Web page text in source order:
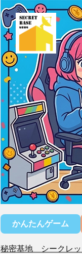
かんたんゲーム
秘密基地 シークレッ